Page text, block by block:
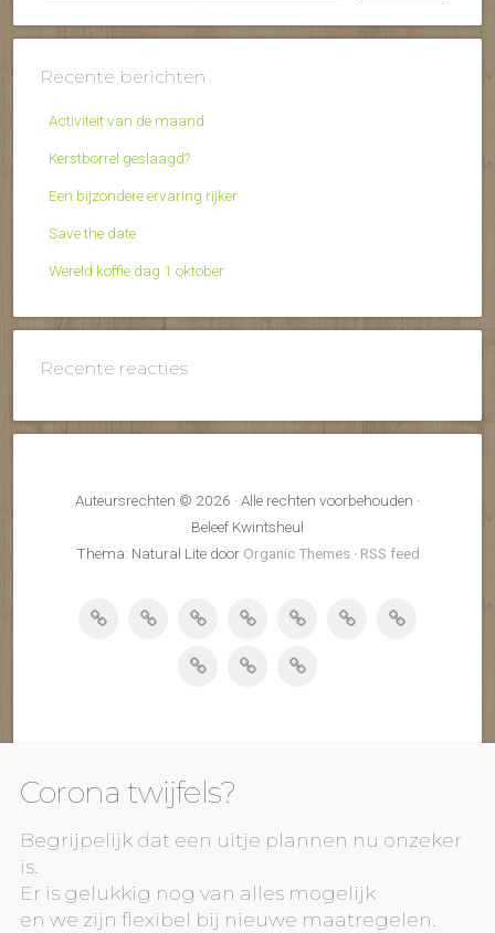
Recente berichten
Activiteit van de maand
Kerstborrel geslaagd?
Een bijzondere ervaring rijker
Save the date
Wereld koffie dag 1 oktober
Recente reacties
Auteursrechten © 2026 · Alle rechten voorbehouden ·
Beleef Kwintsheul
Thema: Natural Lite door Organic Themes· RSS feed
Corona twijfels?
Begrijpelijk dat een uitje plannen nu onzeker
is.
Er is gelukkig nog van alles mogelijk
en we zijn flexibel bij nieuwe maatregelen.